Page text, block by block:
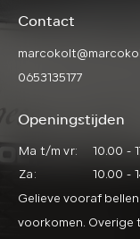
Contact
0653135177
Openingstijden
Ma t/m vr:
10.00 -
Za:
10.00 -
Gelieve vooraf
voorkomen. Overige